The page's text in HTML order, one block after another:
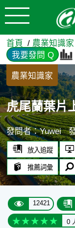
跳到主要內容
虎尾蘭
首頁 農業知識家
我要發問 Q
農業知識家
虎尾蘭葉片
發問者：Yuwei
放入追蹤
推薦詞彙
12421
0